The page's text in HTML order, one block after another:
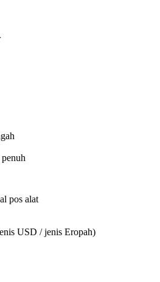
pos alat
USD / jenis Eropah)